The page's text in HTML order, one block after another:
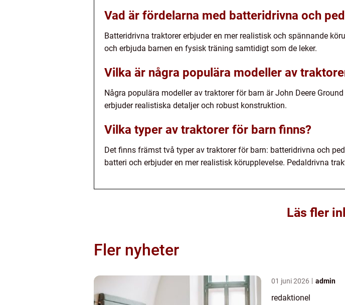
Vad är fördelarna med batteridrivna och
Batteridrivna traktorer erbjuder en mer realistisk och spännande
och erbjuda barnen en fysisk träning samtidigt som de leker.
Vilka är några populära modeller av
Några populära modeller av traktorer för barn är John Deere
erbjuder realistiska detaljer och robust konstruktion.
Vilka typer av traktorer för barn finns?
Det finns främst två typer av traktorer för barn: batteridrivna och
batteri och erbjuder en mer realistisk körupplevelse. Pedaldrivna
Läs fler
Fler nyheter
01 juni 2026 admin
redaktionel